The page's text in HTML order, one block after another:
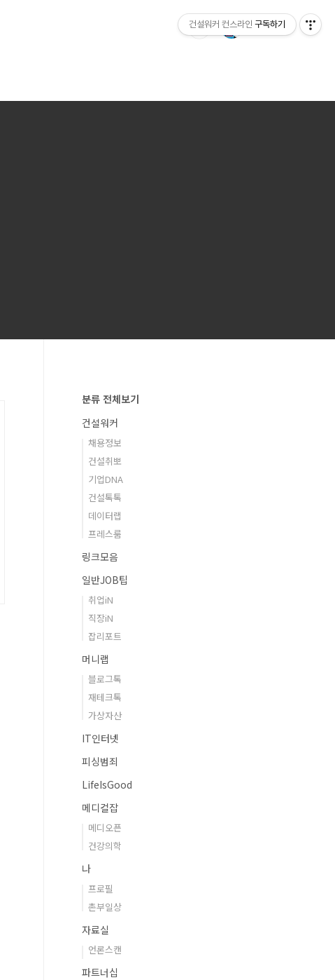
분류 전체보기
건설워커
채용정보
건설취뽀
기업DNA
건설톡톡
데이터랩
프레스룸
링크모음
일반JOB팁
취업iN
직장iN
잡리포트
머니랩
블로그톡
재테크톡
가상자산
IT인터넷
피싱범죄
LifeIsGood
메디컬잡
메디오픈
건강의학
나
프로필
촌부일상
자료실
언론스캔
파트너십
건설워커 컨스라인 구독하기